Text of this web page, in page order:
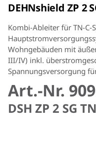
DEHNshield ZP 2
Kombi-Ableiter für TN-C-
Wohngebäuden mit
III/IV) inkl.
Spannungsversorgung
Art.-Nr.
DSH ZP 2 SG